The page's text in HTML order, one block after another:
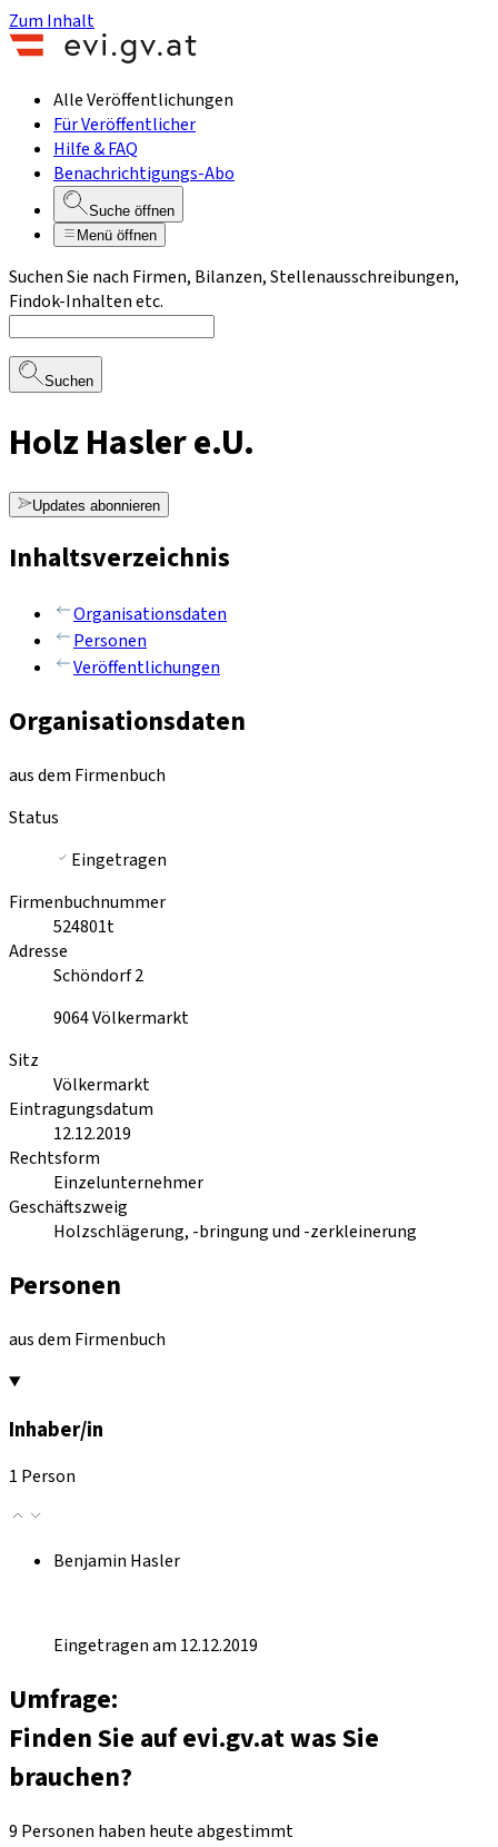
Zum Inhalt
Alle Veröffentlichungen
Für Veröffentlicher
Hilfe & FAQ
Benachrichtigungs-Abo
Suche öffnen
Menü öffnen
Suchen Sie nach Firmen, Bilanzen, Stellenausschreibungen,
Findok-Inhalten etc.
Suchen
Holz Hasler e.U.
Updates abonnieren
Inhaltsverzeichnis
Organisationsdaten
Personen
Veröffentlichungen
Organisationsdaten
aus dem Firmenbuch
Status
Eingetragen
Firmenbuchnummer
524801t
Adresse
Schöndorf 2
9064Völkermarkt
Sitz
Völkermarkt
Eintragungsdatum
12.12.2019
Rechtsform
Einzelunternehmer
Geschäftszweig
Holzschlägerung, -bringung und -zerkleinerung
Personen
aus dem Firmenbuch
Inhaber/in
1 Person
Benjamin Hasler
Eingetragen am 12.12.2019
Umfrage:
Finden Sie auf evi.gv.at was Sie
brauchen?
9 Personen haben heute abgestimmt